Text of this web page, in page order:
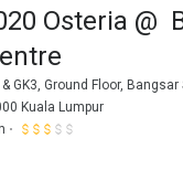
Osteria @
GK3, Ground Floor,
Kuala Lumpur